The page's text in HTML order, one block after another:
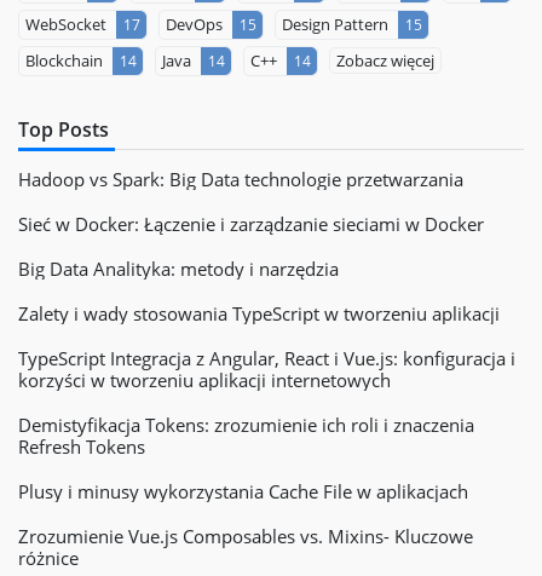
WebSocket 17 DevOps 15 Design Pattern 15
Blockchain 14 Java 14 C++ 14 Zobacz więcej
Top Posts
Hadoop vs Spark: Big Data technologie przetwarzania
Sieć w Docker: Łączenie i zarządzanie sieciami w Docker
Big Data Analityka: metody i narzędzia
Zalety i wady stosowania TypeScript w tworzeniu aplikacji
TypeScript Integracja z Angular, React i Vue.js: konfiguracja i
korzyści w tworzeniu aplikacji internetowych
Demistyfikacja Tokens: zrozumienie ich roli i znaczenia
Refresh Tokens
Plusy i minusy wykorzystania Cache File w aplikacjach
Zrozumienie Vue.js Composables vs. Mixins- Kluczowe
różnice